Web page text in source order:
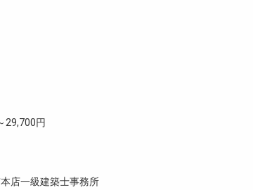
円
一級建築士事務所